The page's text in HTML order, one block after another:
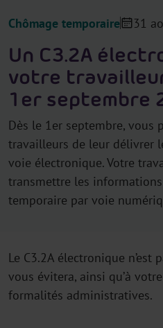
Chômage temporaire 31
Un C3.2A
votre
1er septembre
Dès le 1er septembre, vous
travailleurs de leur délivrer
voie électronique. Votre
transmettre les
temporaire par voie
Le C3.2A électronique n’est
vous évitera, ainsi qu’à
formalités administratives.